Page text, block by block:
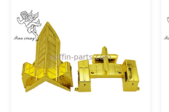
set includes: 4pcs big casket
corners 8pcs small casket
corners 2pcs 80" long steel
bars (203cm) ...